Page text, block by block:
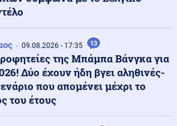
Ασφάλεια
στον Κουβαρά
έλυσαν τα χέρια τους - Βροχή
που ισοπεδώνουν τα πάντα
09.08.2026 - 17:35 13
της Μπάμπα Βάνγκα για
Δύο έχουν ήδη βγει αληθινές-
που απομένει μέχρι το
του έτους